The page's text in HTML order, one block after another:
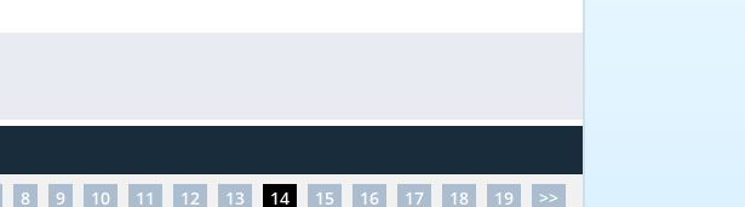
8 9 10 11 12 13 14 15 16 17 18 19 >>